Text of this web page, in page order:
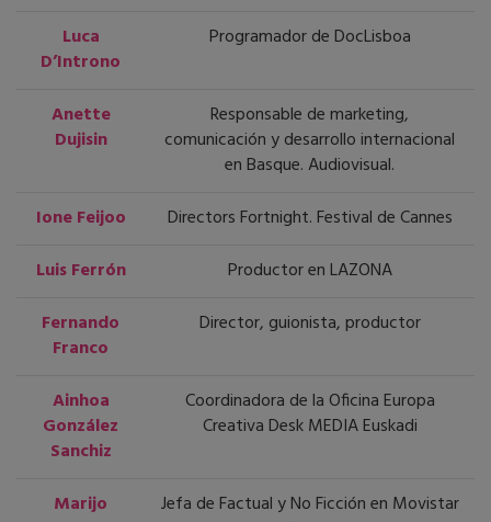
Luca
D’Introno
Programador de DocLisboa
Anette
Dujisin
Responsable de marketing,
comunicación y desarrollo internacional
en Basque. Audiovisual.
Ione Feijoo
Directors Fortnight. Festival de Cannes
Luis Ferrón
Productor en LAZONA
Fernando
Franco
Director, guionista, productor
Ainhoa
González
Sanchiz
Coordinadora de la Oficina Europa
Creativa Desk MEDIA Euskadi
Marijo
Jefa de Factual y No Ficción en Movistar